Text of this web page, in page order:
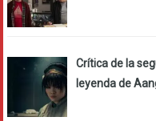
Crítica de la
leyenda de